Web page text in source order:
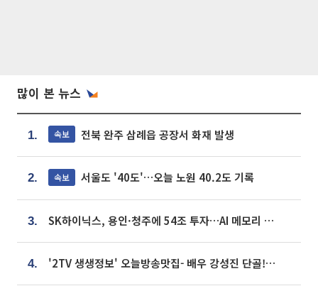
많이 본 뉴스
1. 속보 전북 완주 삼례읍 공장서 화재 발생
2. 속보 서울도 '40도'…오늘 노원 40.2도 기록
3. SK하이닉스, 용인·청주에 54조 투자…AI 메모리 생산기지 키운다
4. '2TV 생생정보' 오늘방송맛집- 배우 강성진 단골! 쌀국수ㆍ푸팟퐁 커리 맛집 '블○○○'